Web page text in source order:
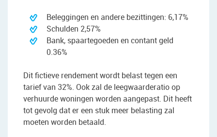
Beleggingen en andere bezittingen: 6,17%
Schulden 2,57%
Bank, spaartegoeden en contant geld
0.36%
Dit fictieve rendement wordt belast tegen een
tarief van 32%. Ook zal de leegwaarderatio op
verhuurde woningen worden aangepast. Dit heeft
tot gevolg dat er een stuk meer belasting zal
moeten worden betaald.